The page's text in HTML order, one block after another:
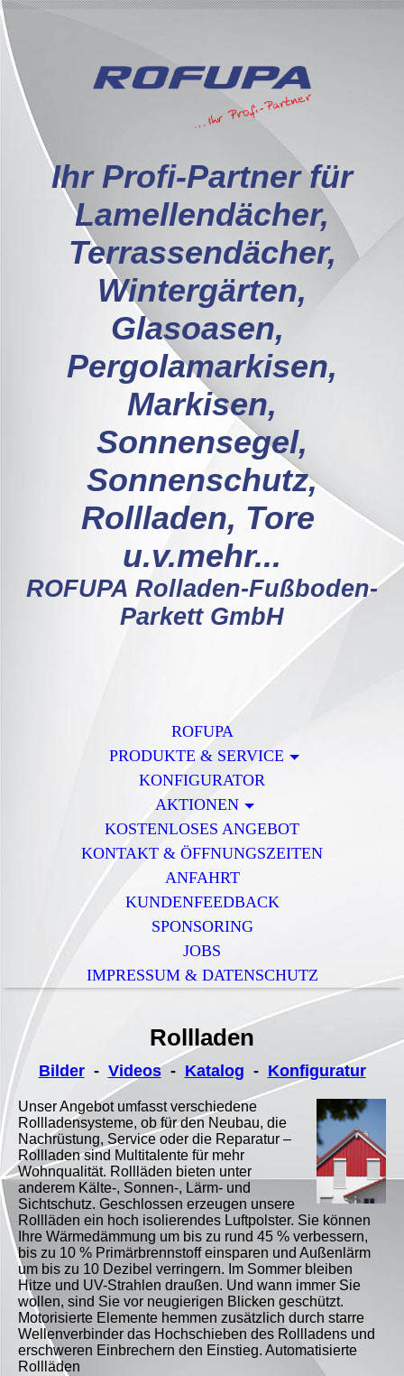
Ihr Profi-Partner für
Lamellendächer,
Terrassendächer,
Wintergärten,
Glasoasen,
Pergolamarkisen,
Markisen,
Sonnensegel,
Sonnenschutz,
Rollladen, Tore
u.v.mehr...
ROFUPA Rolladen-Fußboden-
Parkett GmbH
ROFUPA
PRODUKTE & SERVICE
KONFIGURATOR
AKTIONEN
KOSTENLOSES ANGEBOT
KONTAKT & ÖFFNUNGSZEITEN
ANFAHRT
KUNDENFEEDBACK
SPONSORING
JOBS
IMPRESSUM & DATENSCHUTZ
Rollladen
Bilder- Videos- Katalog - Konfiguratur
Unser Angebot umfasst verschiedene
Rollladensysteme, ob für den Neubau, die
Nachrüstung, Service oder die Reparatur –
Rollladen sind Multitalente für mehr
Wohnqualität. Rollläden bieten unter
anderem Kälte-, Sonnen-, Lärm- und
Sichtschutz. Geschlossen erzeugen unsere
Rollläden ein hoch isolierendes Luftpolster. Sie können
Ihre Wärmedämmung um bis zu rund 45 % verbessern,
bis zu 10 % Primärbrennstoff einsparen und Außenlärm
um bis zu 10 Dezibel verringern. Im Sommer bleiben
Hitze und UV-Strahlen draußen. Und wann immer Sie
wollen, sind Sie vor neugierigen Blicken geschützt.
Motorisierte Elemente hemmen zusätzlich durch starre
Wellenverbinder das Hochschieben des Rollladens und
erschweren Einbrechern den Einstieg. Automatisierte
Rollläden